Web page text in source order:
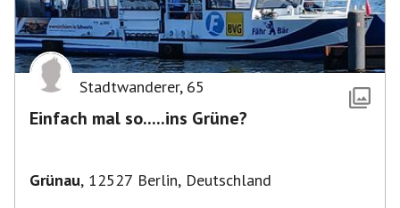
Stadtwanderer, 65
Einfach mal so.....ins Grüne?
Grünau, 12527 Berlin, Deutschland